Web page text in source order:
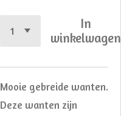
In
winkelwagen
Mooie gebreide wanten.
Deze wanten zijn